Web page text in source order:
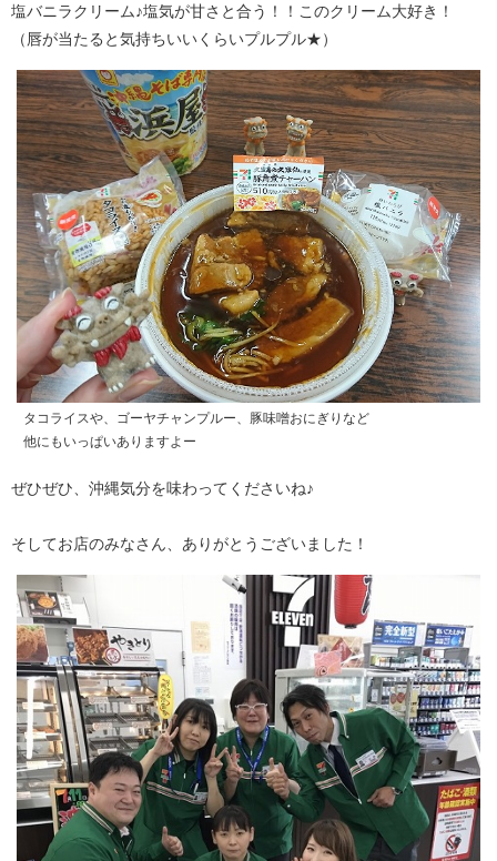
塩バニラクリーム♪塩気が甘さと合う！！このクリーム大好き！
（唇が当たると気持ちいいくらいプルプル★）
タコライスや、ゴーヤチャンプルー、豚味噌おにぎりなど
他にもいっぱいありますよー
ぜひぜひ、沖縄気分を味わってくださいね♪
そしてお店のみなさん、ありがとうございました！